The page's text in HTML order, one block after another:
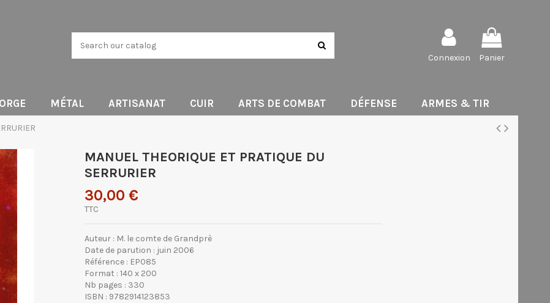
Connexion Panier
MÉTAL ARTISANAT CUIR ARTS DE COMBAT DÉFENSE ARMES & TIR
MANUEL THEORIQUE ET PRATIQUE DU
SERRURIER
30,00 €
TTC
Auteur : M. le comte de Grandprè
Date de parution : juin 2006
Référence : EP085
Format : 140 x 200
Nb pages : 330
ISBN : 9782914123853